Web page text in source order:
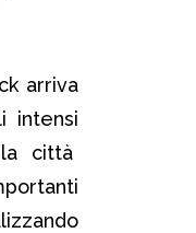
arriva
intensi
città